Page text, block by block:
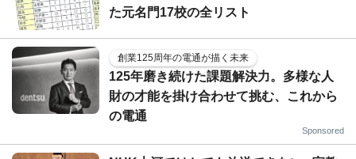
た元名門17校の全リスト
創業125周年の電通が描く未来
125年磨き続けた課題解決力。多様な人
財の才能を掛け合わせて挑む、これから
の電通
Sponsored